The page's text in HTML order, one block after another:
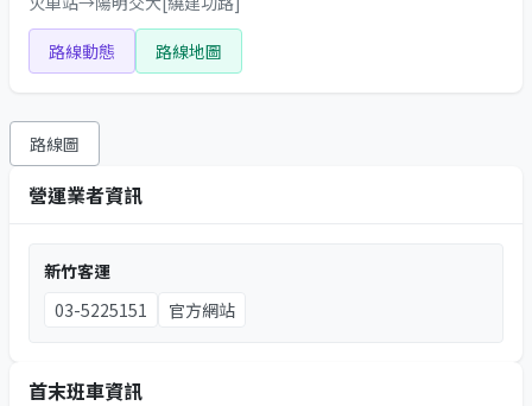
路線動態 路線地圖
路線圖
營運業者資訊
新竹客運
03-5225151
官方網站
首末班車資訊